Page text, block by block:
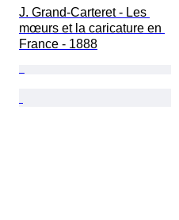
J. Grand-Carteret - Les
mœurs et la caricature en
France - 1888